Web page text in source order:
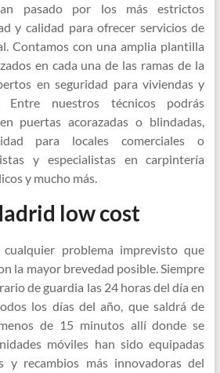
pasado por los más estrictos
y calidad para ofrecer servicios de
Contamos con una amplia plantilla
en cada una de las ramas de la
en seguridad para viviendas y
Entre nuestros técnicos podrás
puertas acorazadas o blindadas,
para locales comerciales o
y especialistas en carpintería
y mucho más.
low cost
cualquier problema imprevisto que
la mayor brevedad posible. Siempre
de guardia las 24 horas del día en
los días del año, que saldrá de
de 15 minutos allí donde se
móviles han sido equipadas
y recambios más innovadoras del